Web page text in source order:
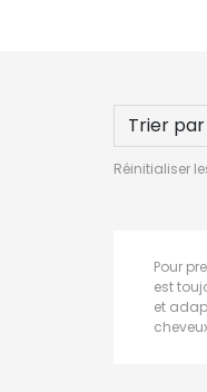
Trier par
Réinitialiser
Pour
est
et